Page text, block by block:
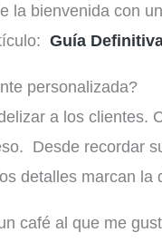
la bienvenida con
Guía
personalizada?
a los clientes.
Desde recordar
detalles marcan la
café al que me